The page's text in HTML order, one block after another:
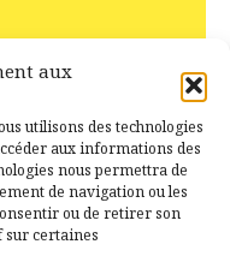
aux
utilisons des technologies
aux informations des
nous permettra de
de navigation ou les
ou de retirer son
sur certaines
à IA
prise à